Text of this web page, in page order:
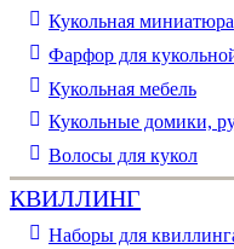
Кукольная миниатюра
Фарфор для
Кукольная мебель
Кукольные домики,
Волосы для кукол
КВИЛЛИНГ
Наборы для